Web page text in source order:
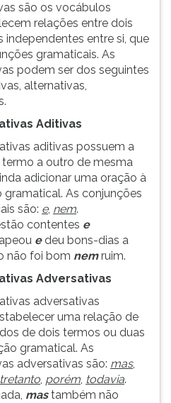
são os vocábulos
relações entre dois
entre si, que
gramaticais. As
podem ser dos seguintes
alternativas,
Aditivas
aditivas possuem a
a outro de mesma
adicionar uma oração à
As conjunções
são: e, nem.
contentes e
edeu bons-dias a
não foi bom nemruim.
Adversativas
adversativas
uma relação de
de dois termos ou duas
gramatical. As
adversativas são: mas,
, porém, todavia.
mastambém não